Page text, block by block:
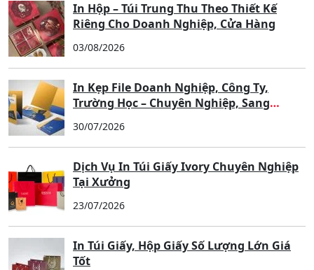
In Hộp – Túi Trung Thu Theo Thiết Kế
Riêng Cho Doanh Nghiệp, Cửa Hàng
03/08/2026
In Kẹp File Doanh Nghiệp, Công Ty,
Trường Học – Chuyên Nghiệp, Sang
30/07/2026
Dịch Vụ In Túi Giấy Ivory Chuyên Nghiệp
Tại Xưởng
23/07/2026
In Túi Giấy, Hộp Giấy Số Lượng Lớn Giá
Tốt